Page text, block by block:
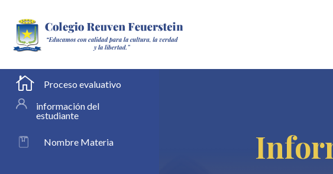

Proceso evaluativo
información del
estudiante
Nombre Materia